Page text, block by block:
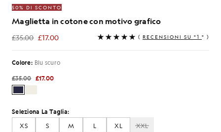
50% DI SCONTO
Maglietta in cotone con motivo grafico
£35.00 £17.00
£17.00 ( RECENSIONI SU "1 " )
Colore: Blu scuro
£35.00 £17.00
Seleziona La Taglia:
XS
S M L XL
XXL